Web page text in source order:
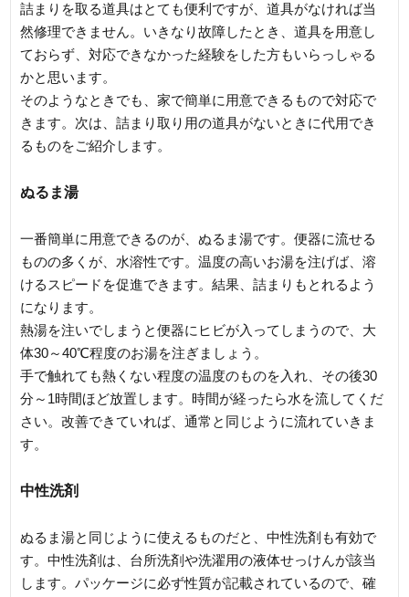
詰まりを取る道具はとても便利ですが、道具がなければ当
然修理できません。いきなり故障したとき、道具を用意し
ておらず、対応できなかった経験をした方もいらっしゃる
かと思います。
そのようなときでも、家で簡単に用意できるもので対応で
きます。次は、詰まり取り用の道具がないときに代用でき
るものをご紹介します。
ぬるま湯
一番簡単に用意できるのが、ぬるま湯です。便器に流せる
ものの多くが、水溶性です。温度の高いお湯を注げば、溶
けるスピードを促進できます。結果、詰まりもとれるよう
になります。
熱湯を注いでしまうと便器にヒビが入ってしまうので、大
体30～40℃程度のお湯を注ぎましょう。
手で触れても熱くない程度の温度のものを入れ、その後30
分～1時間ほど放置します。時間が経ったら水を流してくだ
さい。改善できていれば、通常と同じように流れていきま
す。
中性洗剤
ぬるま湯と同じように使えるものだと、中性洗剤も有効で
す。中性洗剤は、台所洗剤や洗濯用の液体せっけんが該当
します。パッケージに必ず性質が記載されているので、確